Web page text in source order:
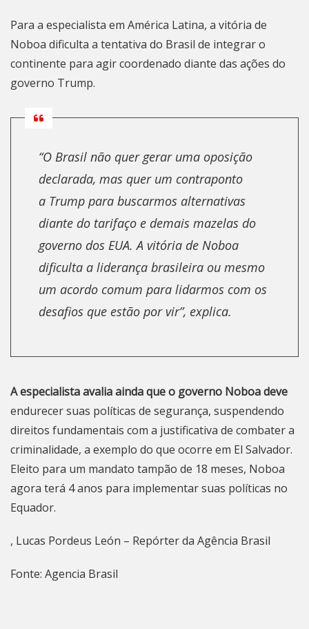
Para a especialista em América Latina, a vitória de
Noboa dificulta a tentativa do Brasil de integrar o
continente para agir coordenado diante das ações do
governo Trump.
“O Brasil não quer gerar uma oposição
declarada, mas quer um contraponto
a Trump para buscarmos alternativas
diante do tarifaço e demais mazelas do
governo dos EUA. A vitória de Noboa
dificulta a liderança brasileira ou mesmo
um acordo comum para lidarmos com os
desafios que estão por vir”, explica.
A especialista avalia ainda que o governo Noboa deve
endurecer suas políticas de segurança, suspendendo
direitos fundamentais com a justificativa de combater a
criminalidade, a exemplo do que ocorre em El Salvador.
Eleito para um mandato tampão de 18 meses, Noboa
agora terá 4 anos para implementar suas políticas no
Equador.
, Lucas Pordeus León – Repórter da Agência Brasil
Fonte: Agencia Brasil